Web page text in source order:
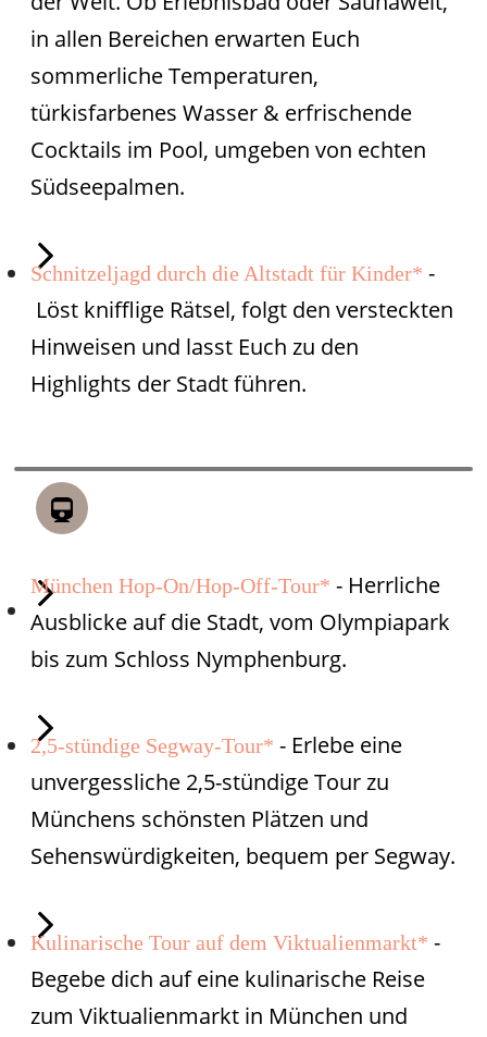
in allen Bereichen erwarten Euch
sommerliche Temperaturen,
türkisfarbenes Wasser & erfrischende
Cocktails im Pool, umgeben von echten
Südseepalmen.
Schnitzeljagd durch die Altstadt für Kinder* -
Löst knifflige Rätsel, folgt den versteckten
Hinweisen und lasst Euch zu den
Highlights der Stadt führen.
München Hop-On/Hop-Off-Tour* - Herrliche
Ausblicke auf die Stadt, vom Olympiapark
bis zum Schloss Nymphenburg.
2,5-stündige Segway-Tour* - Erlebe eine
unvergessliche 2,5-stündige Tour zu
Münchens schönsten Plätzen und
Sehenswürdigkeiten, bequem per Segway.
Kulinarische Tour auf dem Viktualienmarkt* -
Begebe dich auf eine kulinarische Reise
zum Viktualienmarkt in München und